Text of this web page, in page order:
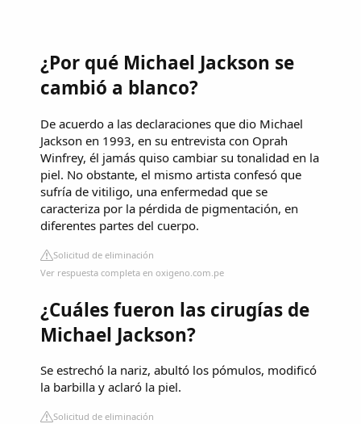
¿Por qué Michael Jackson se
cambió a blanco?
De acuerdo a las declaraciones que dio Michael
Jackson en 1993, en su entrevista con Oprah
Winfrey, él jamás quiso cambiar su tonalidad en la
piel. No obstante, el mismo artista confesó que
sufría de vitiligo, una enfermedad que se
caracteriza por la pérdida de pigmentación, en
diferentes partes del cuerpo.
Solicitud de eliminación
Ver respuesta completa en oxigeno.com.pe
¿Cuáles fueron las cirugías de
Michael Jackson?
Se estrechó la nariz, abultó los pómulos, modificó
la barbilla y aclaró la piel.
Solicitud de eliminación